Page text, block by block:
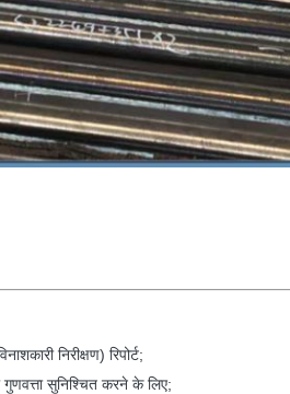
निरीक्षण) रिपोर्ट;
गुणवत्ता सुनिश्चित करने के लिए;